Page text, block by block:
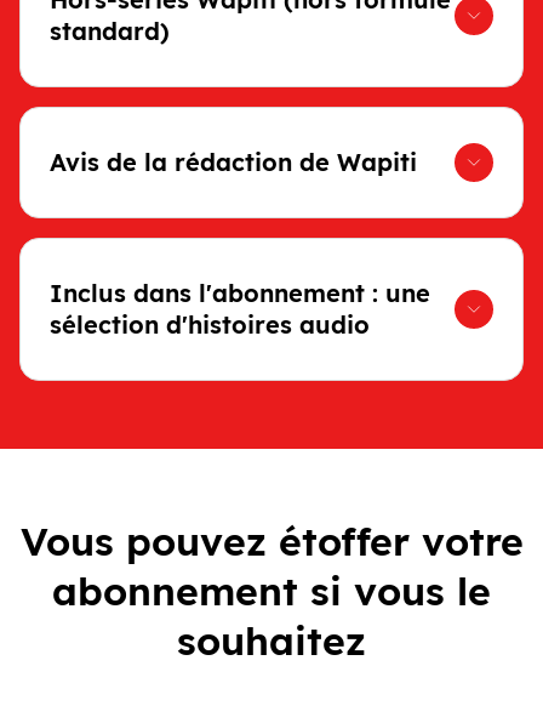
standard)
Avis de la rédaction de Wapiti
Inclus dans l'abonnement : une
sélection d'histoires audio
Vous pouvez étoffer votre
abonnement si vous le
souhaitez